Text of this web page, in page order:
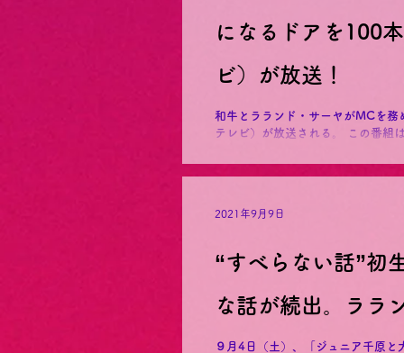
になるドアを100
ビ）が放送！
和牛とラランド・サーヤがMCを
テレビ）が放送される。 この番組は大阪・ミナミと東京・渋谷をディレクターが
設なのか、誰が住んでいるのか、
“すべらない話”初
な話が続出。ララ
９月4日（土）、「ジュニア千原
2021年9月9日